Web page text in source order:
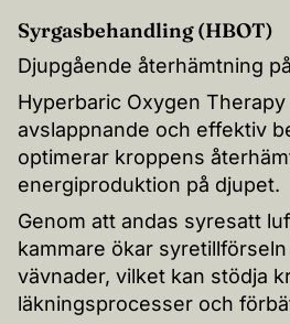
Syrgasbehandling (HBOT)
Djupgående återhämtning
Hyperbaric Oxygen
avslappnande och effektiv
optimerar kroppens
energiproduktion på djupet.
Genom att andas syresatt
kammare ökar
vävnader, vilket kan stödja
läkningsprocesser och